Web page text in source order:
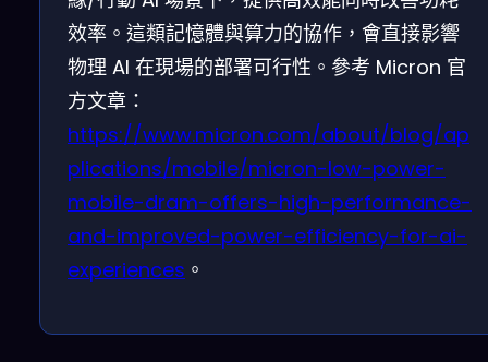
效率。這類記憶體與算力的協作，會直接影響
物理 AI 在現場的部署可行性。參考 Micron 官
方文章：
https://www.micron.com/about/blog/ap
plications/mobile/micron-low-power-
mobile-dram-offers-high-performance-
and-improved-power-efficiency-for-ai-
experiences 。